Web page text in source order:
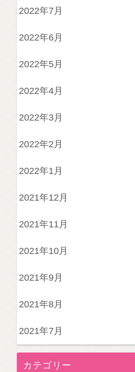
2022年7月
2022年6月
2022年5月
2022年4月
2022年3月
2022年2月
2022年1月
2021年12月
2021年11月
2021年10月
2021年9月
2021年8月
2021年7月
カテゴリー